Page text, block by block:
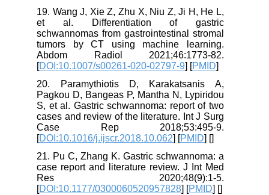
19. Wang J, Xie Z, Zhu X, Niu Z, Ji H, He L,
et al. Differentiation of gastric
schwannomas from gastrointestinal stromal
tumors by CT using machine learning.
Abdom Radiol 2021;46:1773-82.
[DOI:10.1007/s00261-020-02797-9] [PMID
20. Paramythiotis D, Karakatsanis A,
Pagkou D, Bangeas P, Mantha N, Lypiridou
S, et al. Gastric schwannoma: report of two
cases and review of the literature. Int J Surg
Case Rep 2018;53:495-9.
[DOI:10.1016/j.ijscr.2018.10.062] [PMID] [
21. Pu C, Zhang K. Gastric schwannoma: a
case report and literature review. J Int Med
Res 2020;48(9):1-5.
[DOI:10.1177/0300060520957828] [PMID] [